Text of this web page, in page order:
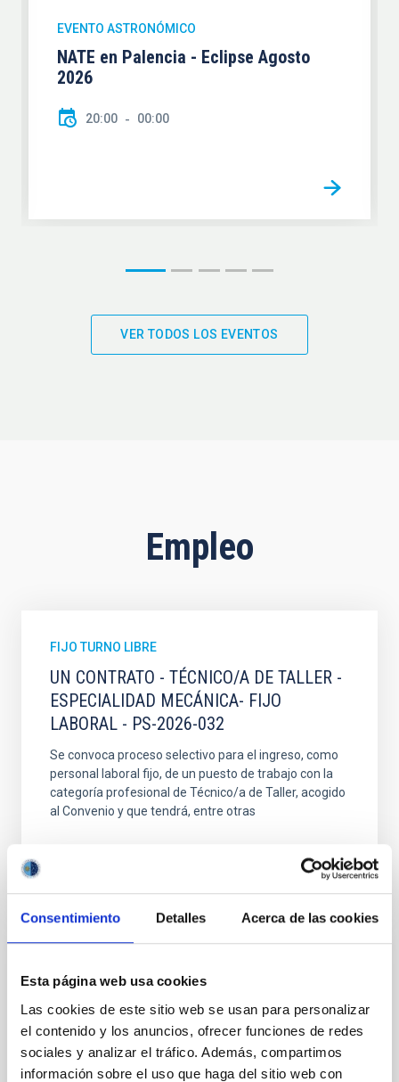
Consentimiento Detalles Acerca de las cookies
Esta página web usa cookies
Las cookies de este sitio web se usan para personalizar
el contenido y los anuncios, ofrecer funciones de redes
sociales y analizar el tráfico. Además, compartimos
información sobre el uso que haga del sitio web con
EVENTO ASTRONÓMICO
NATE en Palencia - Eclipse Agosto
2026
20:00 00:00
VER TODOS LOS EVENTOS
Empleo
FIJO TURNO LIBRE
UN CONTRATO - TÉCNICO/A DE TALLER -
ESPECIALIDAD MECÁNICA- FIJO
LABORAL - PS-2026-032
Se convoca proceso selectivo para el ingreso, como
personal laboral fijo, de un puesto de trabajo con la
categoría profesional de Técnico/a de Taller, acogido
al Convenio y que tendrá, entre otras
MANTENIMIENTO GENERAL
OBSERVATORIOS (ORM-LA PALMA) - FIJO
LABORAL -PS-2026-031